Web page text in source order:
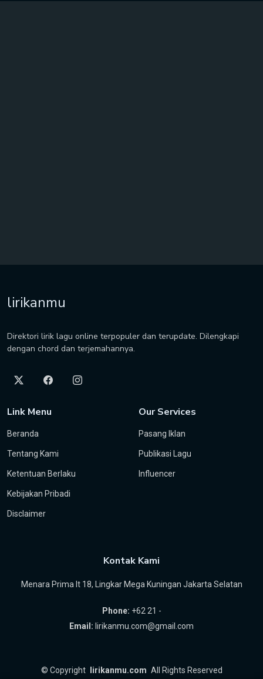
lirikanmu
Direktori lirik lagu online terpopuler dan terupdate. Dilengkapi
dengan chord dan terjemahannya.
Link Menu
Beranda
Tentang Kami
Ketentuan Berlaku
Kebijakan Pribadi
Disclaimer
Our Services
Pasang Iklan
Publikasi Lagu
Influencer
Kontak Kami
Menara Prima lt 18, Lingkar Mega Kuningan Jakarta Selatan
Phone: +62 21 -
Email: lirikanmu.com@gmail.com
© Copyright lirikanmu.com All Rights Reserved